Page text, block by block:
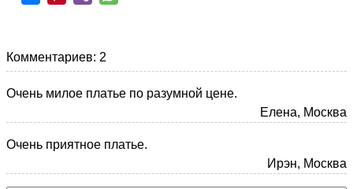
Комментариев: 2
Очень милое платье по разумной цене.
Елена, Москва
Очень приятное платье.
Ирэн, Москва